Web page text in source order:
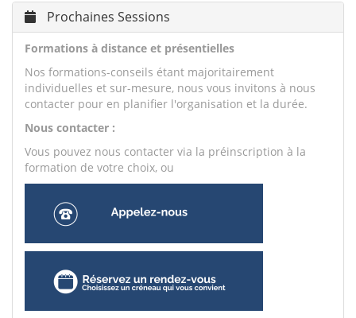
Prochaines Sessions
Formations à distance et présentielles
Nos formations-conseils étant majoritairement
individuelles et sur-mesure, nous vous invitons à nous
contacter pour en planifier l'organisation et la durée.
Nous contacter :
Vous pouvez nous contacter via la préinscription à la
formation de votre choix, ou